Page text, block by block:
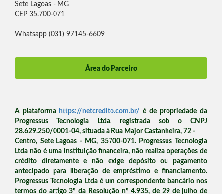
Sete Lagoas - MG
CEP 35.700-071
Whatsapp (031) 97145-6609
Área do Parceiro
A plataforma https://netcredito.com.br/ é de propriedade da
Progressus Tecnologia Ltda, registrada sob o CNPJ
28.629.250/0001-04, situada à Rua Major Castanheira, 72 -
Centro, Sete Lagoas - MG, 35700-071. Progressus Tecnologia
Ltda não é uma instituição financeira, não realiza operações de
crédito diretamente e não exige depósito ou pagamento
antecipado para liberação de empréstimo e financiamento.
Progressus Tecnologia Ltda é um correspondente bancário nos
termos do artigo 3º da Resolução nº 4.935, de 29 de julho de